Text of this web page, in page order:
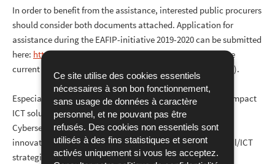
Ce site utilise des cookies essentiels
nécessaires à son bon fonctionnement,
sans usage de données à caractère
personnel, et ne pouvant pas être
refusés. Des cookies non essentiels sont
utilisés à des fins statistiques et seront
activés uniquement si vous les acceptez.
In order to benefit from the assistance, interested public procurers
should consider both documents attached. Application for
assistance during the EAFIP-initiative 2019-2020 can be submitted
here: https://ec.europa.eu/eusurvey/runner/EAFIP2019(the
current EAFIP call for assistance is open until
).
Especially welcome are innovation procurements of high impact
ICT solutions (e.g. Blockchain, Artificial Intelligence,
Cybersecurity, Virtual/Augmented reality, Big Data) and
innovation procurements that are linked to national digital/ICT
strategies).